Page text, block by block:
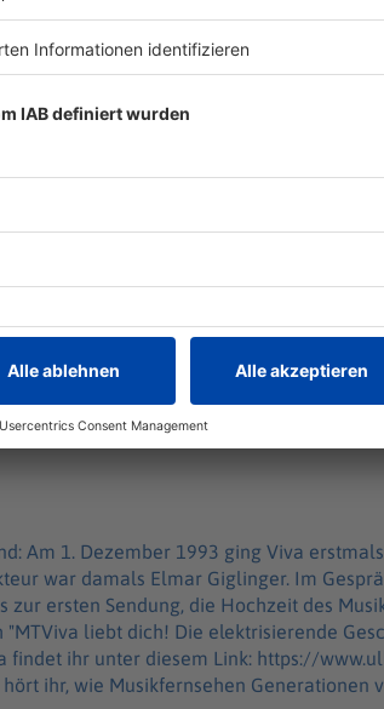
History-
Produktion:
Datenschutzerklaerung-WELT-
des Musik-TV
in Deutschland: Am 1. Dezember
Mittendrin als
spricht er in dieser Folge von "Aha!
Musik-TV in Deutschland und wie der
und Markus Kavka findet ihr unter diesem
taschenbuch/9783548069906 In dieser Folge hört ihr,
Jugendlichen prägte: https://
ist der neue History-Podcast von
article157550705/
Am 1. Dezember 1993 ging Viva
war damals Elmar Giglinger. Im
ersten Sendung, die Hochzeit des
findet ihr unter diesem Link: https://